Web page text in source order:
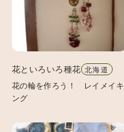
花といろいろ種花 北海道
花の輪を作ろう！ レイメイキ
ング